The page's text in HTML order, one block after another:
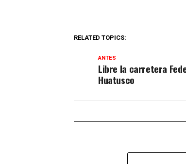
RELATED TOPICS:
ANTES
Libre la carretera
Huatusco